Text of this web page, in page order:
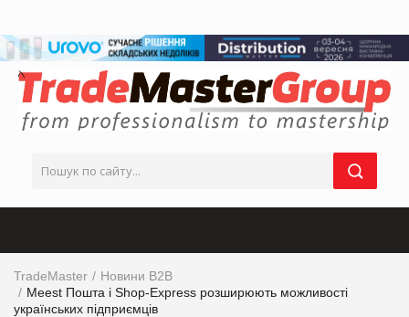
TradeMaster
Новини B2B
Meest Пошта і Shop-Express розширюють можливості
українських підприємців